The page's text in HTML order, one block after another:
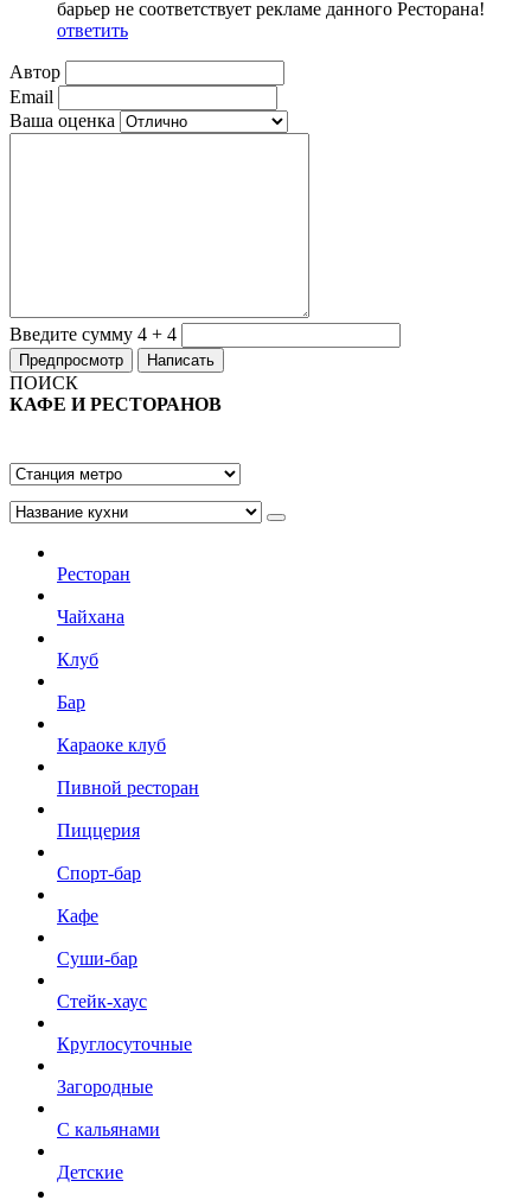
барьер не соответствует рекламе данного Ресторана!
ответить
Автор
Email
Ваша оценка
Введите сумму 4 + 4
ПОИСК
КАФЕ И РЕСТОРАНОВ
Ресторан
Чайхана
Клуб
Бар
Караоке клуб
Пивной ресторан
Пиццерия
Спорт-бар
Кафе
Суши-бар
Стейк-хаус
Круглосуточные
Загородные
С кальянами
Детские